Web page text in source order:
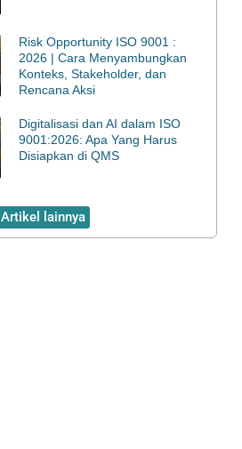
Risk Opportunity ISO 9001 :
2026 | Cara Menyambungkan
Konteks, Stakeholder, dan
Rencana Aksi
Digitalisasi dan AI dalam ISO
9001:2026: Apa Yang Harus
Disiapkan di QMS
Artikel lainnya